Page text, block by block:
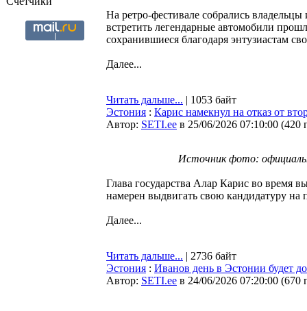
На ретро-фестивале собрались
встретить легендарные автомобили
сохранившиеся благодаря энтузиастам
Далее...
Читать дальше... | 1053 байт
Эстония : Карис намекнул на отказ от
Автор: SETI.ee в 25/06/2026 07:10:00 (420
Источник фото:
Глава государства Алар Карис во время
намерен выдвигать свою кандидатуру на
Далее...
Читать дальше... | 2736 байт
Эстония : Иванов день в Эстонии будет
Автор: SETI.ee в 24/06/2026 07:20:00 (670